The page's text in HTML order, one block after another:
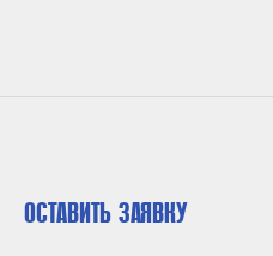
ОСТАВИТЬ ЗАЯВКУ